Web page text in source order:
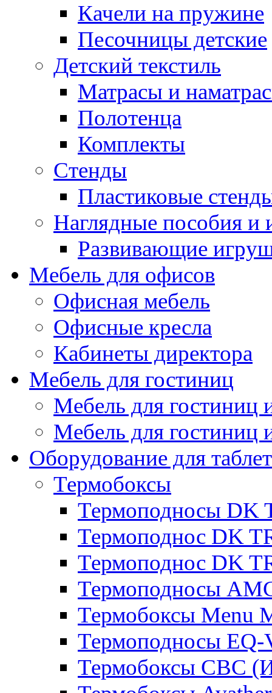
Качели на пружине
Песочницы детские
Детский текстиль
Матрасы и
Полотенца
Комплекты
Стенды
Пластиковые
Наглядные пособия и
Развивающие
Мебель для офисов
Офисная мебель
Офисные кресла
Кабинеты директора
Мебель для гостиниц
Мебель для
Мебель для гостиниц
Оборудование для
Термобоксы
Термоподносы DK
Термоподнос DK
Термоподнос DK
Термоподносы
Термобоксы Menu
Термоподносы EQ-
Термобоксы CBC